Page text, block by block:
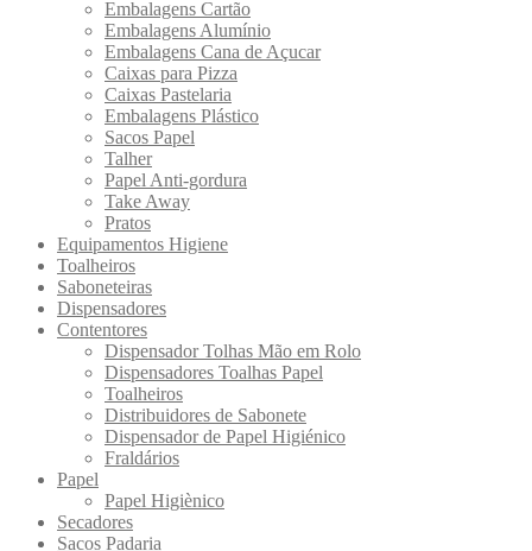
Embalagens Cartão
Embalagens Alumínio
Embalagens Cana de Açucar
Caixas para Pizza
Caixas Pastelaria
Embalagens Plástico
Sacos Papel
Talher
Papel Anti-gordura
Take Away
Pratos
Equipamentos Higiene
Toalheiros
Saboneteiras
Dispensadores
Contentores
Dispensador Tolhas Mão em Rolo
Dispensadores Toalhas Papel
Toalheiros
Distribuidores de Sabonete
Dispensador de Papel Higiénico
Fraldários
Papel
Papel Higiènico
Secadores
Sacos Padaria